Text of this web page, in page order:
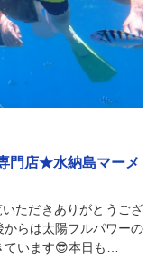
門店★水納島マーメ
ただきありがとうござ
らは太陽フルパワーの
います😎本日も…